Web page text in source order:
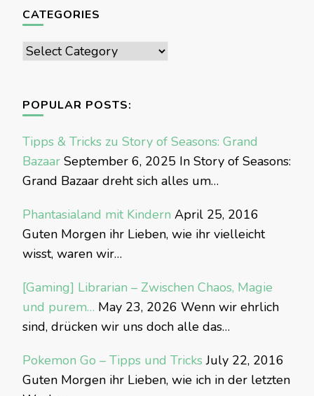
CATEGORIES
Categories
POPULAR POSTS:
Tipps & Tricks zu Story of Seasons: Grand
Bazaar September 6, 2025 In Story of Seasons:
Grand Bazaar dreht sich alles um…
Phantasialand mit Kindern April 25, 2016
Guten Morgen ihr Lieben, wie ihr vielleicht
wisst, waren wir…
[Gaming] Librarian – Zwischen Chaos, Magie
und purem… May 23, 2026 Wenn wir ehrlich
sind, drücken wir uns doch alle das…
Pokemon Go – Tipps und Tricks July 22, 2016
Guten Morgen ihr Lieben, wie ich in der letzten